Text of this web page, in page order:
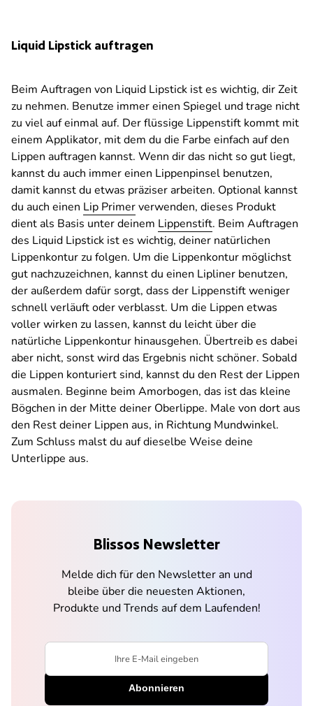
Liquid Lipstick auftragen
Beim Auftragen von Liquid Lipstick ist es wichtig, dir Zeit
zu nehmen. Benutze immer einen Spiegel und trage nicht
zu viel auf einmal auf. Der flüssige Lippenstift kommt mit
einem Applikator, mit dem du die Farbe einfach auf den
Lippen auftragen kannst. Wenn dir das nicht so gut liegt,
kannst du auch immer einen Lippenpinsel benutzen,
damit kannst du etwas präziser arbeiten. Optional kannst
du auch einen Lip Primerverwenden, dieses Produkt
dient als Basis unter deinem Lippenstift. Beim Auftragen
des Liquid Lipstick ist es wichtig, deiner natürlichen
Lippenkontur zu folgen. Um die Lippenkontur möglichst
gut nachzuzeichnen, kannst du einen Lipliner benutzen,
der außerdem dafür sorgt, dass der Lippenstift weniger
schnell verläuft oder verblasst. Um die Lippen etwas
voller wirken zu lassen, kannst du leicht über die
natürliche Lippenkontur hinausgehen. Übertreib es dabei
aber nicht, sonst wird das Ergebnis nicht schöner. Sobald
die Lippen konturiert sind, kannst du den Rest der Lippen
ausmalen. Beginne beim Amorbogen, das ist das kleine
Bögchen in der Mitte deiner Oberlippe. Male von dort aus
den Rest deiner Lippen aus, in Richtung Mundwinkel.
Zum Schluss malst du auf dieselbe Weise deine
Unterlippe aus.
Blissos Newsletter
Melde dich für den Newsletter an und
bleibe über die neuesten Aktionen,
Produkte und Trends auf dem Laufenden!
Ihre E-Mail eingeben